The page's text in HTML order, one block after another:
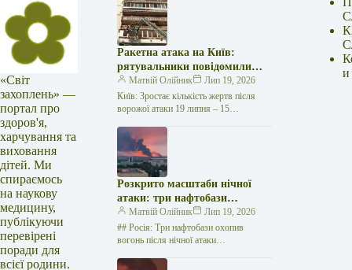
«Світ
захоплень» —
портал про
здоров'я,
харчування та
виховання
дітей. Ми
спираємось
на наукову
медицину,
публікуючи
перевірені
поради для
всієї родини.
Ракетна атака на Київ:
рятувальники повідомили
про 15 поранених
Матвій Олійник
Лип 19, 2026
Київ: Зростає кількість жертв після
ворожої атаки 19 липня – 15
російської агресії, що сталася у
столиці…
Розкрито масштаби нічної
атаки: три нафтобази
палають у Ставрополі –
OSINT-аналіз
Матвій Олійник
Лип 19, 2026
## Росія: Три нафтобази охопив
вогонь після нічної атаки
Еболи набирав обертів: "Лікарі без
и